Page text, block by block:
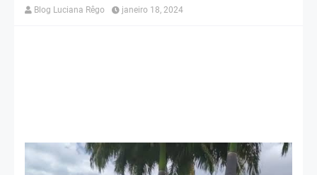
Blog Luciana Rêgo janeiro 18, 2024